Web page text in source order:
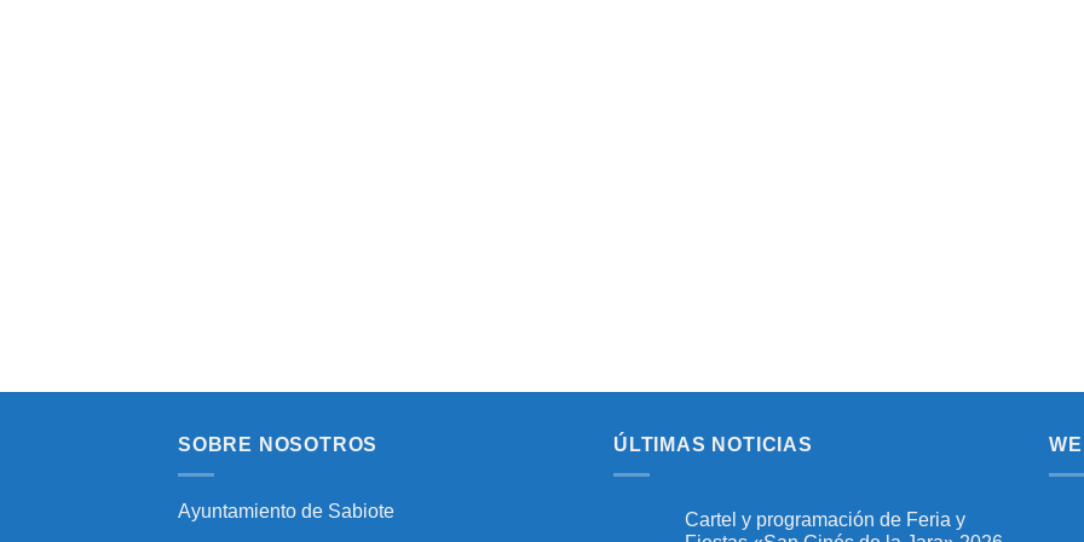
SOBRE NOSOTROS
Ayuntamiento de Sabiote
ÚLTIMAS NOTICIAS
Cartel y programación de Feria y